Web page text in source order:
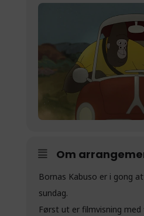
Om
Bornas Kabuso er i gong
sundag.
Først ut er filmvisning